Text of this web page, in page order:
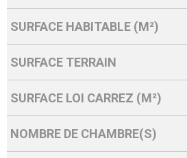
SURFACE HABITABLE (M²)
SURFACE TERRAIN
SURFACE LOI CARREZ (M²)
NOMBRE DE CHAMBRE(S)